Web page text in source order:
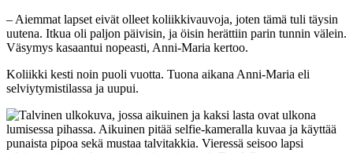
– Aiemmat lapset eivät olleet koliikkivauvoja, joten tämä tuli täysin
uutena. Itkua oli paljon päivisin, ja öisin herättiin parin tunnin välein.
Väsymys kasaantui nopeasti, Anni-Maria kertoo.
Koliikki kesti noin puoli vuotta. Tuona aikana Anni-Maria eli
selviytymistilassa ja uupui.